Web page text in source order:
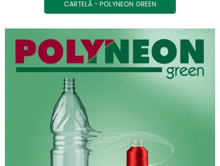
CARTELĂ - POLYNEON GREEN